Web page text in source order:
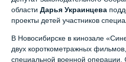
областиДарья Украинцева
проекты детей участников
В Новосибирске в кинозале
двух короткометражных
специальной военной